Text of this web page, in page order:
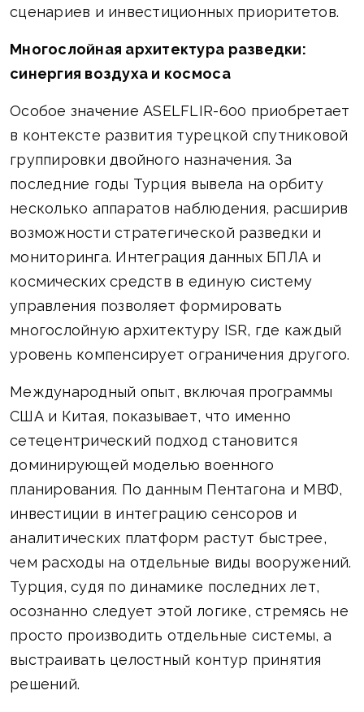
сценариев и инвестиционных приоритетов.
Многослойная архитектура разведки:
синергия воздуха и космоса
Особое значение ASELFLIR-600 приобретает
в контексте развития турецкой спутниковой
группировки двойного назначения. За
последние годы Турция вывела на орбиту
несколько аппаратов наблюдения, расширив
возможности стратегической разведки и
мониторинга. Интеграция данных БПЛА и
космических средств в единую систему
управления позволяет формировать
многослойную архитектуру ISR, где каждый
уровень компенсирует ограничения другого.
Международный опыт, включая программы
США и Китая, показывает, что именно
сетецентрический подход становится
доминирующей моделью военного
планирования. По данным Пентагона и МВФ,
инвестиции в интеграцию сенсоров и
аналитических платформ растут быстрее,
чем расходы на отдельные виды вооружений.
Турция, судя по динамике последних лет,
осознанно следует этой логике, стремясь не
просто производить отдельные системы, а
выстраивать целостный контур принятия
решений.